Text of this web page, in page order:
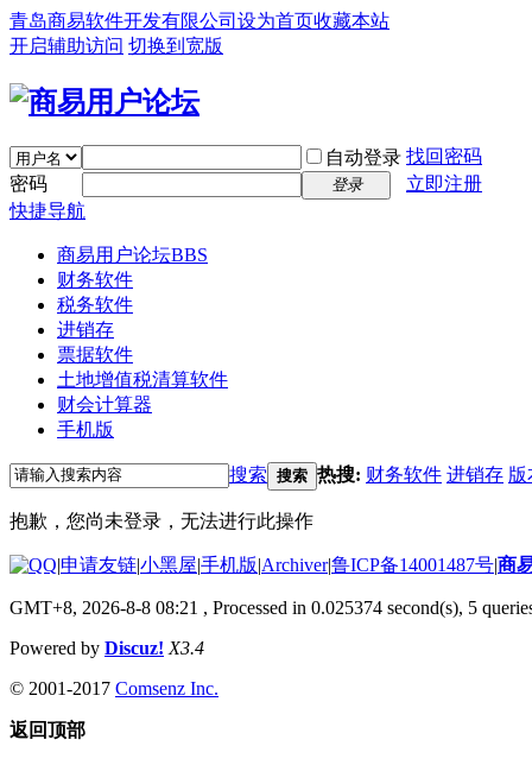
青岛商易软件开发有限公司 设为首页收藏本站
开启辅助访问 切换到宽版
自动登录 找回密码
密码
登录
立即注册
快捷导航
商易用户论坛BBS
财务软件
税务软件
进销存
票据软件
土地增值税清算软件
财会计算器
手机版
搜索 搜索 热搜: 财务软件 进销存 版
抱歉，您尚未登录，无法进行此操作
|申请友链|小黑屋|手机版|Archiver|鲁ICP备14001487号|商
GMT+8, 2026-8-8 08:21 , Processed in 0.025374 second(s), 5
Powered by Discuz! X3.4
© 2001-2017 Comsenz Inc.
返回顶部